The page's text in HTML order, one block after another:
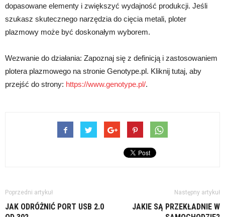
dopasowane elementy i zwiększyć wydajność produkcji. Jeśli
szukasz skutecznego narzędzia do cięcia metali, ploter
plazmowy może być doskonałym wyborem.
Wezwanie do działania: Zapoznaj się z definicją i zastosowaniem
plotera plazmowego na stronie Genotype.pl. Kliknij tutaj, aby
przejść do strony: https://www.genotype.pl/.
Poprzedni artykuł
JAK ODRÓŻNIĆ PORT USB 2.0
Następny artykuł
JAKIE SĄ PRZEKŁADNIE W